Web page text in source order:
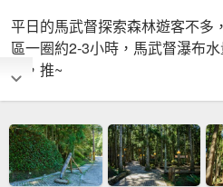
平日的馬武督探索森林遊客不多
區一圈約2-3小時，馬武督瀑布
爽，推~